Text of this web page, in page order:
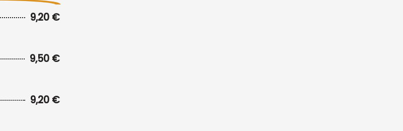
9,20 €
9,50 €
9,20 €